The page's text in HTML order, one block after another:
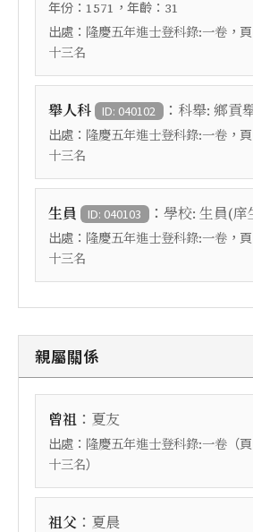
年份： 1571 ，年齡： 31
出處： 隆慶五年進士登科錄:一卷 ，頁
十三名
舉人科 ID: 040102 ： 科舉: 鄉貢
出處： 隆慶五年進士登科錄:一卷 ，頁
十三名
生員 ID: 040103 ： 學校: 生員(庠
出處： 隆慶五年進士登科錄:一卷 ，頁
十三名
親屬關係
曾祖 ： 夏友
出處： 隆慶五年進士登科錄:一卷 （頁
十三名）
祖父 ： 夏晨